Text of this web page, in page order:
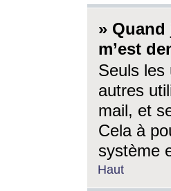
»
m’est
Seuls les
autres
mail, et
Cela à
système
Haut